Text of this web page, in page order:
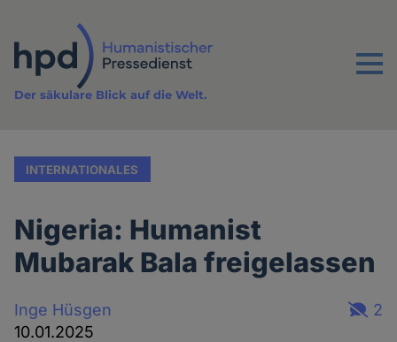
Inhalt
Menu
Der säkulare Blick auf die Welt.
INTERNATIONALES
Nigeria: Humanist
Mubarak Bala freigelassen
Inge Hüsgen
10.01.2025
2